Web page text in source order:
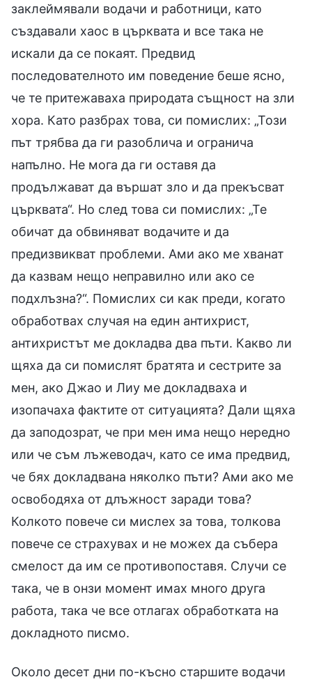
заклеймявали водачи и работници, като
създавали хаос в църквата и все така не
искали да се покаят. Предвид
последователното им поведение беше ясно,
че те притежаваха природата същност на зли
хора. Като разбрах това, си помислих: „Този
път трябва да ги разоблича и огранича
напълно. Не мога да ги оставя да
продължават да вършат зло и да прекъсват
църквата“. Но след това си помислих: „Те
обичат да обвиняват водачите и да
предизвикват проблеми. Ами ако ме хванат
да казвам нещо неправилно или ако се
подхлъзна?“. Помислих си как преди, когато
обработвах случая на един антихрист,
антихристът ме докладва два пъти. Какво ли
щяха да си помислят братята и сестрите за
мен, ако Джао и Лиу ме докладваха и
изопачаха фактите от ситуацията? Дали щяха
да заподозрат, че при мен има нещо нередно
или че съм лъжеводач, като се има предвид,
че бях докладвана няколко пъти? Ами ако ме
освободяха от длъжност заради това?
Колкото повече си мислех за това, толкова
повече се страхувах и не можех да събера
смелост да им се противопоставя. Случи се
така, че в онзи момент имах много друга
работа, така че все отлагах обработката на
докладното писмо.
Около десет дни по-късно старшите водачи